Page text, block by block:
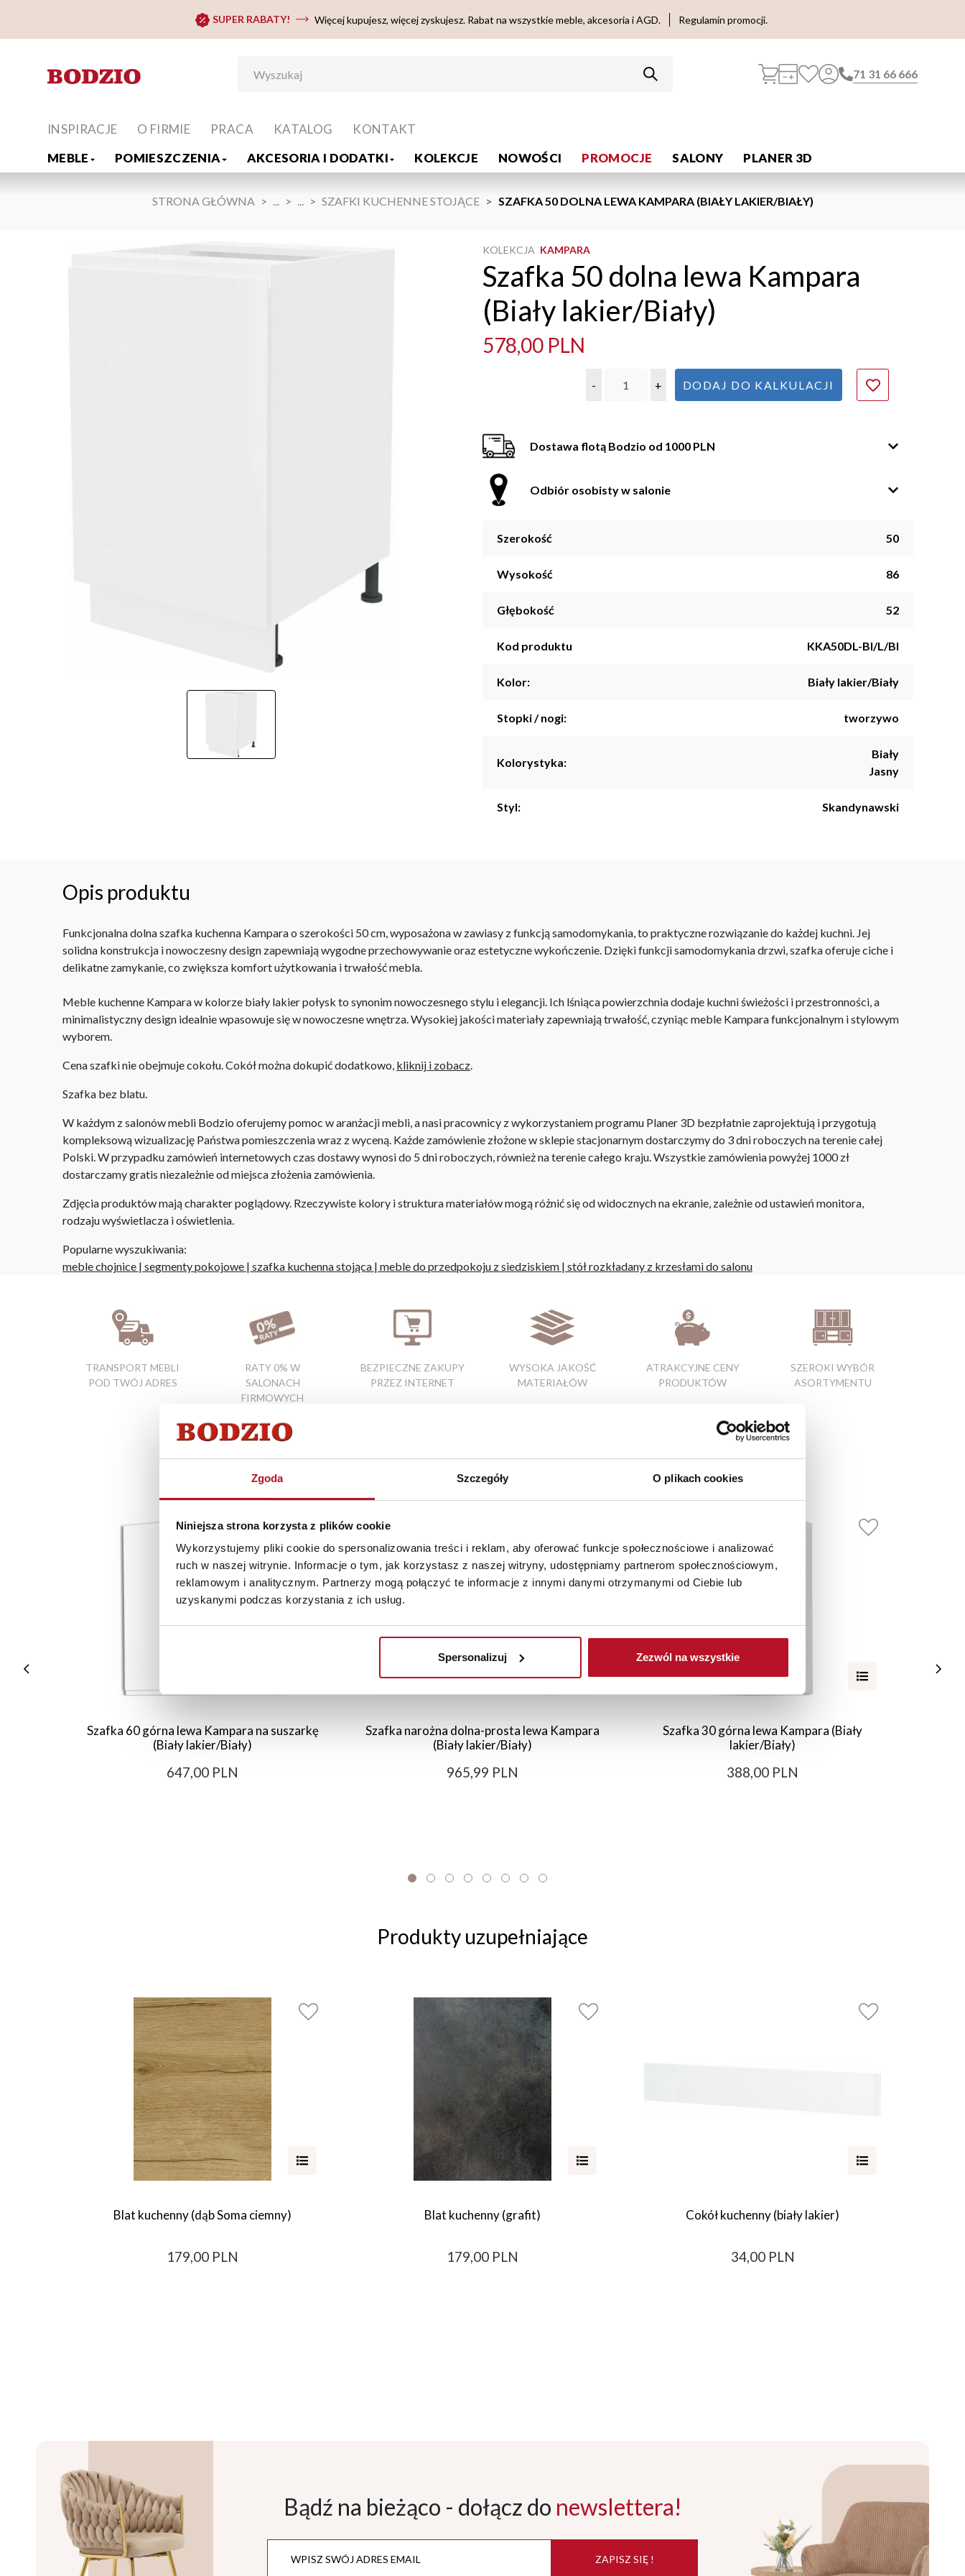
Zgoda Szczegóły O plikach cookies
Niniejsza strona korzysta z plików cookie
Wykorzystujemy pliki cookie do spersonalizowania treści i reklam, aby oferować funkcje społecznościowe i analizować
ruch w naszej witrynie. Informacje o tym, jak korzystasz z naszej witryny, udostępniamy partnerom społecznościowym,
reklamowym i analitycznym. Partnerzy mogą połączyć te informacje z innymi danymi otrzymanymi od Ciebie lub
uzyskanymi podczas korzystania z ich usług.
Spersonalizuj Zezwól na wszystkie
SUPER RABATY! Więcej kupujesz, więcej zyskujesz. Rabat na wszystkie meble, akcesoria i AGD. Regulamin promocji.
71 31 66 666
MEBLE POMIESZCZENIA AKCESORIA I DODATKI KOLEKCJE NOWOŚCI PROMOCJE SALONY PLANER 3D
INSPIRACJE O FIRMIE PRACA KATALOG KONTAKT
STRONA GŁÓWNA ... ... SZAFKI KUCHENNE STOJĄCE SZAFKA 50 DOLNA LEWA KAMPARA (BIAŁY LAKIER/BIAŁY)
KOLEKCJA KAMPARA
Szafka 50 dolna lewa Kampara
(Biały lakier/Biały)
578,00 PLN
- + DODAJ DO KALKULACJI
Dostawa flotą Bodzio od 1000 PLN
Odbiór osobisty w salonie
Szerokość 50
Wysokość 86
Głębokość 52
Kod produktu KKA50DL-BI/L/BI
Kolor: Biały lakier/Biały
Stopki / nogi: tworzywo
Kolorystyka:
Biały
Jasny
Styl: Skandynawski
Opis produktu
Funkcjonalna dolna szafka kuchenna Kampara o szerokości 50 cm, wyposażona w zawiasy z funkcją samodomykania, to praktyczne rozwiązanie do każdej kuchni. Jej
solidna konstrukcja i nowoczesny design zapewniają wygodne przechowywanie oraz estetyczne wykończenie. Dzięki funkcji samodomykania drzwi, szafka oferuje ciche i
delikatne zamykanie, co zwiększa komfort użytkowania i trwałość mebla.
Meble kuchenne Kampara w kolorze biały lakier połysk to synonim nowoczesnego stylu i elegancji. Ich lśniąca powierzchnia dodaje kuchni świeżości i przestronności, a
minimalistyczny design idealnie wpasowuje się w nowoczesne wnętrza. Wysokiej jakości materiały zapewniają trwałość, czyniąc meble Kampara funkcjonalnym i stylowym
wyborem.
Cena szafki nie obejmuje cokołu. Cokół można dokupić dodatkowo, kliknij i zobacz.
Szafka bez blatu.
W każdym z salonów mebli Bodzio oferujemy pomoc w aranżacji mebli, a nasi pracownicy z wykorzystaniem programu Planer 3D bezpłatnie zaprojektują i przygotują
kompleksową wizualizację Państwa pomieszczenia wraz z wyceną. Każde zamówienie złożone w sklepie stacjonarnym dostarczymy do 3 dni roboczych na terenie całej
Polski. W przypadku zamówień internetowych czas dostawy wynosi do 5 dni roboczych, również na terenie całego kraju. Wszystkie zamówienia powyżej 1000 zł
dostarczamy gratis niezależnie od miejsca złożenia zamówienia.
Zdjęcia produktów mają charakter poglądowy. Rzeczywiste kolory i struktura materiałów mogą różnić się od widocznych na ekranie, zależnie od ustawień monitora,
rodzaju wyświetlacza i oświetlenia.
Popularne wyszukiwania:
meble chojnice | segmenty pokojowe | szafka kuchenna stojąca | meble do przedpokoju z siedziskiem | stół rozkładany z krzesłami do salonu
TRANSPORT MEBLI
POD TWÓJ ADRES
RATY 0% W
SALONACH
FIRMOWYCH
BEZPIECZNE ZAKUPY
PRZEZ INTERNET
WYSOKA JAKOŚĆ
MATERIAŁÓW
ATRAKCYJNE CENY
PRODUKTÓW
SZEROKI WYBÓR
ASORTYMENTU
Elementy uzupełniające
Szafka 60 górna lewa Kampara na suszarkę
(Biały lakier/Biały)
647,00 PLN
Szafka narożna dolna-prosta lewa Kampara
(Biały lakier/Biały)
965,99 PLN
Szafka 30 górna lewa Kampara (Biały
lakier/Biały)
388,00 PLN
Produkty uzupełniające
Blat kuchenny (dąb Soma ciemny)
179,00 PLN
Blat kuchenny (grafit)
179,00 PLN
Cokół kuchenny (biały lakier)
34,00 PLN
Bądź na bieżąco - dołącz do newslettera!
ZAPISZ SIĘ !